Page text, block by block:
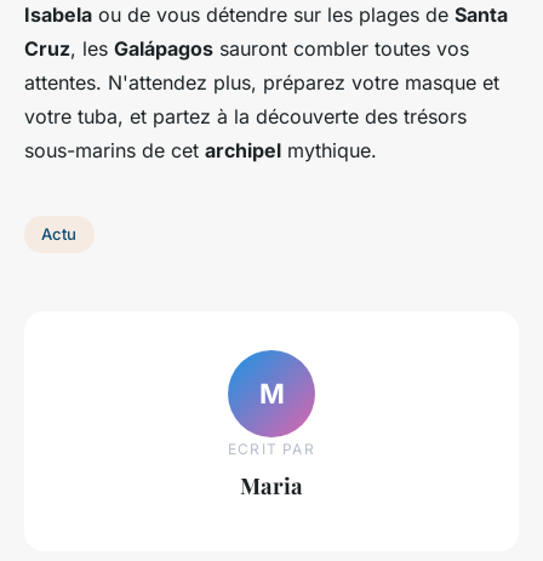
Isabela ou de vous détendre sur les plages de Santa
Cruz, les Galápagos sauront combler toutes vos
attentes. N'attendez plus, préparez votre masque et
votre tuba, et partez à la découverte des trésors
sous-marins de cet archipel mythique.
Actu
M
ECRIT PAR
Maria